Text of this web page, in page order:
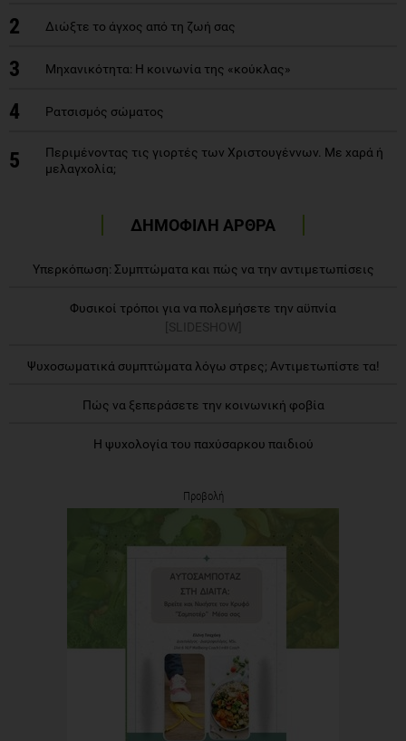
2 Διώξτε το άγχος από τη ζωή σας
3 Μηχανικότητα: Η κοινωνία της «κούκλας»
4 Ρατσισμός σώματος
5
Περιμένοντας τις γιορτές των Χριστουγέννων. Με χαρά ή
μελαγχολία;
ΔΗΜΟΦΙΛΗ ΑΡΘΡΑ
Υπερκόπωση: Συμπτώματα και πώς να την αντιμετωπίσεις
Φυσικοί τρόποι για να πολεμήσετε την αϋπνία
[SLIDESHOW]
Ψυχοσωματικά συμπτώματα λόγω στρες; Αντιμετωπίστε τα!
Πώς να ξεπεράσετε την κοινωνική φοβία
Η ψυχολογία του παχύσαρκου παιδιού
Προβολή